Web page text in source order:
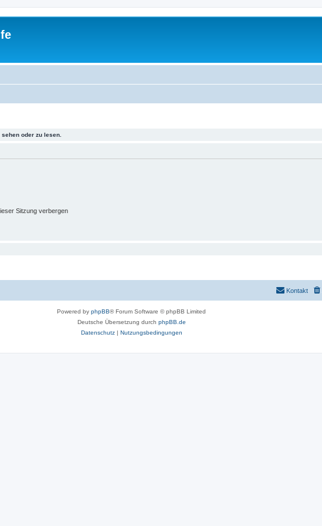
oder zu lesen.
Sitzung verbergen
Kontakt
Powered by phpBB® Forum Software © phpBB Limited
Deutsche Übersetzung durch phpBB.de
Datenschutz| Nutzungsbedingungen